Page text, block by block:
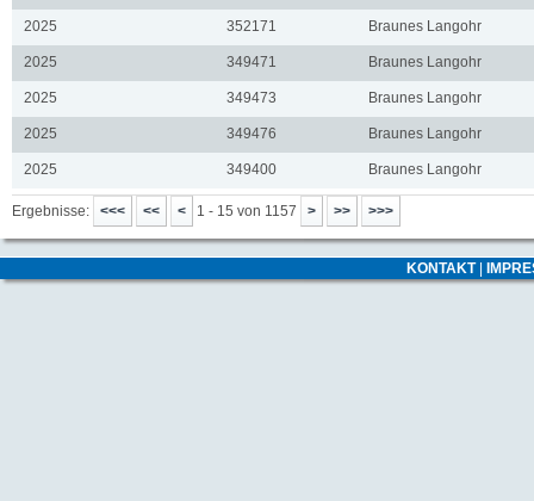
2025 352171 Braunes Langohr
2025 349471 Braunes Langohr
2025 349473 Braunes Langohr
2025 349476 Braunes Langohr
2025 349400 Braunes Langohr
Ergebnisse: 1 - 15 von 1157
KONTAKT|